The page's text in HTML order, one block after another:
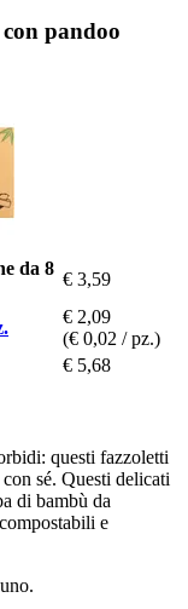
pandoo
da 8
€ 3,59
€ 2,09
(€ 0,02 / pz.)
€ 5,68
questi fazzoletti
sé. Questi delicati
di bambù da
e